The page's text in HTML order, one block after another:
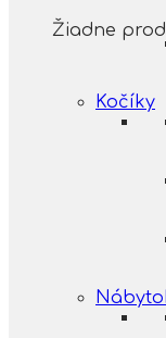
Žiadne
Kočíky